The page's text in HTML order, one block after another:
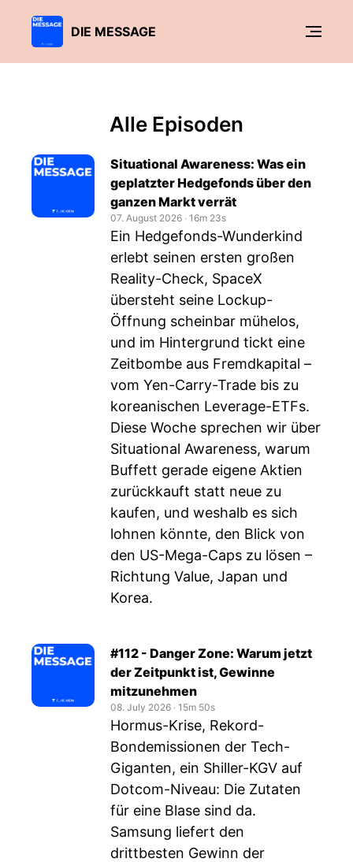
DIE MESSAGE
Alle Episoden
Situational Awareness: Was ein
geplatzter Hedgefonds über den
ganzen Markt verrät
07. August 2026 ‧ 16m 23s
Ein Hedgefonds-Wunderkind
erlebt seinen ersten großen
Reality-Check, SpaceX
übersteht seine Lockup-
Öffnung scheinbar mühelos,
und im Hintergrund tickt eine
Zeitbombe aus Fremdkapital –
vom Yen-Carry-Trade bis zu
koreanischen Leverage-ETFs.
Diese Woche sprechen wir über
Situational Awareness, warum
Buffett gerade eigene Aktien
zurückkauft statt neue zu
kaufen, und weshalb es sich
lohnen könnte, den Blick von
den US-Mega-Caps zu lösen –
Richtung Value, Japan und
Korea.
#112 - Danger Zone: Warum jetzt
der Zeitpunkt ist, Gewinne
mitzunehmen
08. July 2026 ‧ 15m 50s
Hormus-Krise, Rekord-
Bondemissionen der Tech-
Giganten, ein Shiller-KGV auf
Dotcom-Niveau: Die Zutaten
für eine Blase sind da.
Samsung liefert den
drittbesten Gewinn der